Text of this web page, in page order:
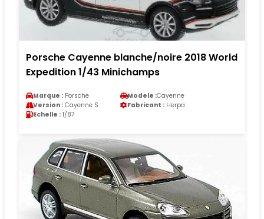
Porsche Cayenne blanche/noire 2018 World
Expedition 1/43 Minichamps
Marque : Porsche Modele :Cayenne
Version : Cayenne S Fabricant : Herpa
Echelle : 1/87